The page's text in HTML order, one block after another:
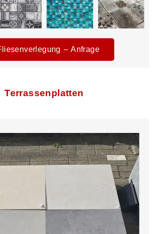
– Anfrage
Terrassenplatten